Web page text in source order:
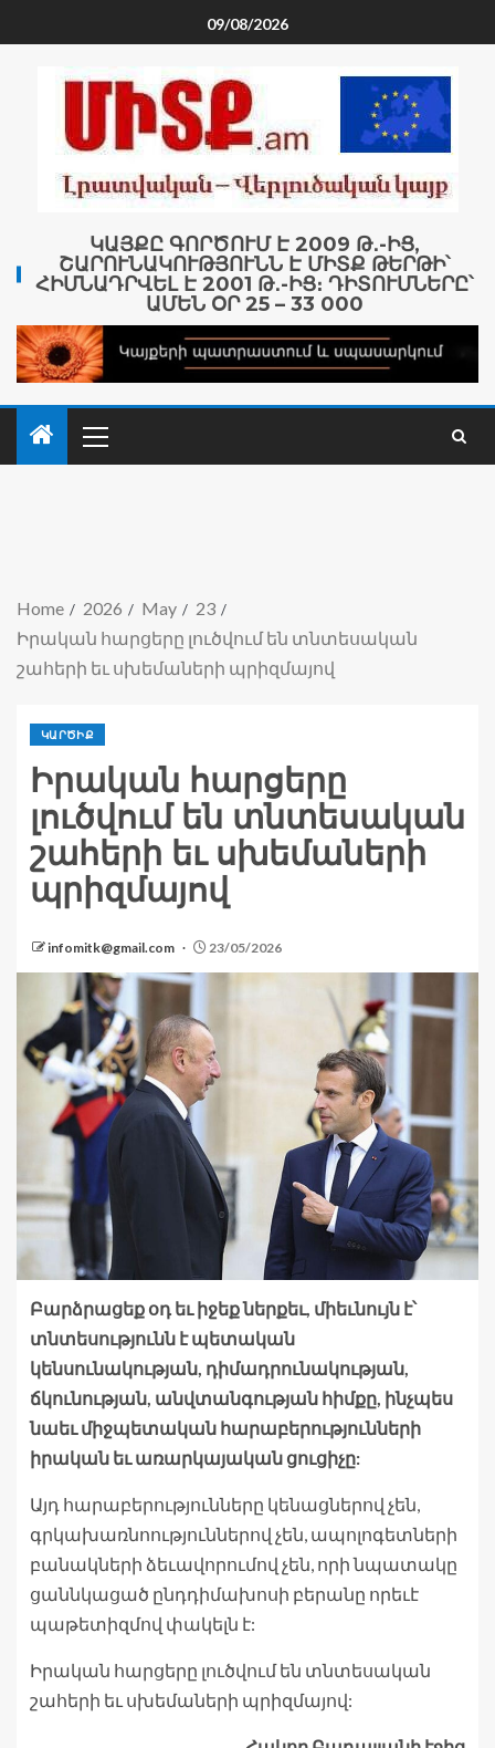
09/08/2026
ԿԱՅՔԸ ԳՈՐԾՈՒՄ Է 2009 Թ․-ԻՑ,
ՇԱՐՈՒՆԱԿՈՒԹՅՈՒՆՆ Է ՄԻՏՔ ԹԵՐԹԻ՝
ՀԻՄՆԱԴՐՎԵԼ Է 2001 Թ․-ԻՑ։ ԴԻՏՈՒՄՆԵՐԸ՝
ԱՄԵՆ ՕՐ 25 – 33 000
Home 2026 May
23
Իրական հարցերը լուծվում են տնտեսական
շահերի եւ սխեմաների պրիզմայով
ԿԱՐԾԻՔ
Իրական հարցերը
լուծվում են տնտեսական
շահերի եւ սխեմաների
պրիզմայով
infomitk@gmail.com 23/05/2026
Բարձրացեք օդ եւ իջեք ներքեւ, միեւնույն է՝
տնտեսությունն է պետական
կենսունակության, դիմադրունակության,
ճկունության, անվտանգության հիմքը, ինչպես
նաեւ միջպետական հարաբերությունների
իրական եւ առարկայական ցուցիչը:
Այդ հարաբերությունները կենացներով չեն,
գրկախառնոություններով չեն, ապոլոգետների
բանակների ձեւավորումով չեն, որի նպատակը
ցաննկացած ընդդիմախոսի բերանը որեւէ
պաթետիզմով փակելն է:
Իրական հարցերը լուծվում են տնտեսական
շահերի եւ սխեմաների պրիզմայով: